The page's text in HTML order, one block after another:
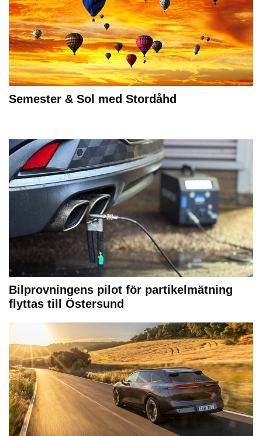
Semester & Sol med Stordåhd
Bilprovningens pilot för partikelmätning
flyttas till Östersund